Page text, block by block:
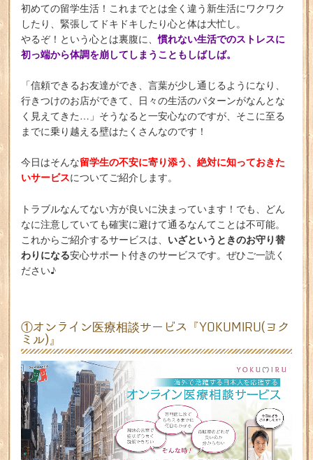
初めての留学生活！これまでとは全く違う新生活にワクワク
したり、緊張してドキドキしたり心と体は大忙し。
やるぞ！という心とは裏腹に、慣れない生活でのストレスに
初っ端から体調を崩してしまうこともしばしば。
「信頼できるお友達ができ、言葉が少し通じるようになり、
行きつけのお店ができて、日々の生活のパターンがなんとな
く見えてきた…」そうなると一安心なのですが、そこに至る
までに乗り越える壁はたくさんなのです！
今日はそんな留学生の不安に寄り添う、絶対に知っておきた
いサービスについてご紹介します。
トラブルなんてない方が良いに決まっています！でも、どん
なに注意していても確実に避けて通るなんてことは不可能。
これからご紹介するサービスは、 いざというときのお守り替
わりになる安心サポート付きのサービスです。ぜひご一読く
ださい♪
①オンライン医療相談サービス『YOKUMIRU(ヨク
ミル)』